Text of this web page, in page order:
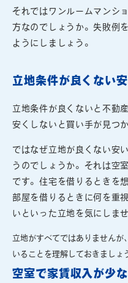
それではワンルームマンシ
方なのでしょうか。失敗例
ようにしましょう。
立地条件が良くない
立地条件が良くないと不動
安くしないと買い手が見つ
ではなぜ立地が良くない安
うのでしょうか。それは空
です。住宅を借りるときを
部屋を借りるときに何を重
いといった立地を気にしませ
立地がすべてではありませんが
いることを理解しておきましょ
空室で家賃収入が少